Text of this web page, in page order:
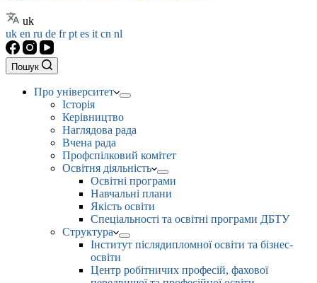
uk
uk en ru de frpt es it cn nl
Пошук
Про університет
Історія
Керівництво
Наглядова рада
Вчена рада
Профспілковий комітет
Освітня діяльність
Освітні програми
Навчальні плани
Якість освіти
Спеціальності та освітні програми ДБТУ
Структура
Інститут післядипломної освіти та бізнес-
освіти
Центр робітничих професій, фахової